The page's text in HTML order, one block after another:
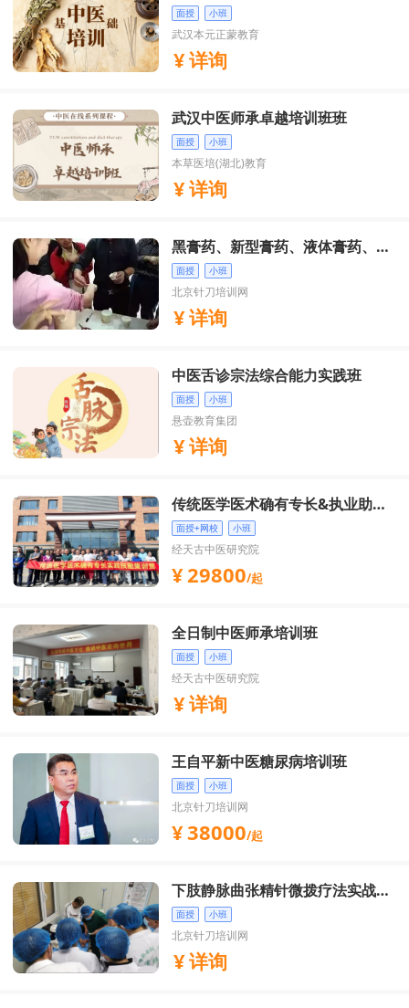
面授 小班
武汉本元正蒙教育
详询
武汉中医师承卓越培训班班
面授 小班
本草医培(湖北)教育
详询
黑膏药、新型膏药、液体膏药、三
伏贴、水蜜丸制作培训班
面授 小班
北京针刀培训网
详询
中医舌诊宗法综合能力实践班
面授 小班
悬壶教育集团
详询
传统医学医术确有专长&执业助理
医师考证培训班
面授+网校 小班
经天古中医研究院
29800/起
全日制中医师承培训班
面授 小班
经天古中医研究院
详询
王自平新中医糖尿病培训班
面授 小班
北京针刀培训网
38000/起
下肢静脉曲张精针微拨疗法实战精
英班
面授 小班
北京针刀培训网
详询